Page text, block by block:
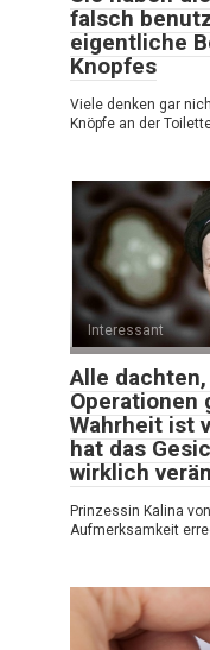
falsch
eigentliche
Knopfes
Viele denken gar
Knöpfe an der
Interessant
Alle
Operationen
Wahrheit ist
hat das
wirklich
Prinzessin Kalina
Aufmerksamkeit